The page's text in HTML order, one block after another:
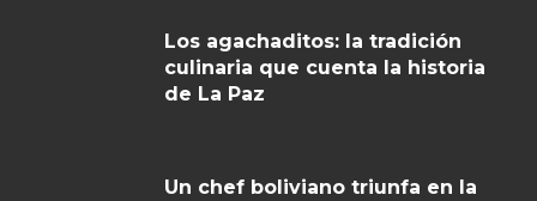
Los agachaditos: la tradición
culinaria que cuenta la historia
de La Paz
Un chef boliviano triunfa en la